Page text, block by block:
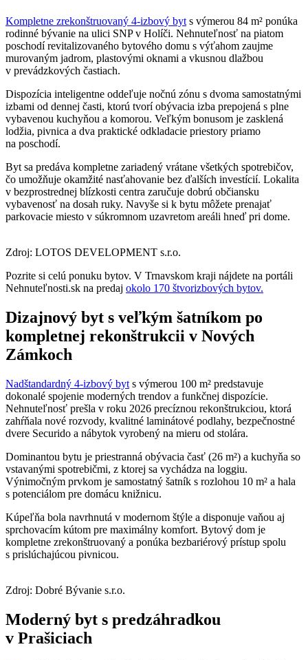
Kompletne zrekonštruovaný 4-izbový byt s výmerou 84 m² ponúka
rodinné bývanie na ulici SNP v Holíči. Nehnuteľnosť na piatom
poschodí revitalizovaného bytového domu s výťahom zaujme
murovaným jadrom, plastovými oknami a vkusnou dlažbou
v prevádzkových častiach.
Dispozícia inteligentne oddeľuje nočnú zónu s dvoma samostatnými
izbami od dennej časti, ktorú tvorí obývacia izba prepojená s plne
vybavenou kuchyňou a komorou. Veľkým bonusom je zasklená
lodžia, pivnica a dva praktické odkladacie priestory priamo
na poschodí.
Byt sa predáva kompletne zariadený vrátane všetkých spotrebičov,
čo umožňuje okamžité nasťahovanie bez ďalších investícií. Lokalita
v bezprostrednej blízkosti centra zaručuje dobrú občiansku
vybavenosť na dosah ruky. Navyše si k bytu môžete prenajať
parkovacie miesto v súkromnom uzavretom areáli hneď pri dome.
Zdroj: LOTOS DEVELOPMENT s.r.o.
Pozrite si celú ponuku bytov. V Trnavskom kraji nájdete na portáli
Nehnuteľnosti.sk na predaj okolo 170 štvorizbových bytov.
Dizajnový byt s veľkým šatníkom po
kompletnej rekonštrukcii v Nových
Zámkoch
Nadštandardný 4-izbový byt s výmerou 100 m² predstavuje
dokonalé spojenie moderných trendov a funkčnej dispozície.
Nehnuteľnosť prešla v roku 2026 precíznou rekonštrukciou, ktorá
zahŕňala nové rozvody, kvalitné laminátové podlahy, bezpečnostné
dvere Securido a nábytok vyrobený na mieru od stolára.
Dominantou bytu je priestranná obývacia časť (26 m²) a kuchyňa so
vstavanými spotrebičmi, z ktorej sa vychádza na loggiu.
Výnimočným prvkom je samostatný šatník s rozlohou 10 m² a hala
s potenciálom pre domácu knižnicu.
Kúpeľňa bola navrhnutá v modernom štýle a disponuje vaňou aj
sprchovacím kútom pre maximálny komfort. Bytový dom je
kompletne zrekonštruovaný a ponúka bezbariérový prístup spolu
s prislúchajúcou pivnicou.
Zdroj: Dobré Bývanie s.r.o.
Moderný byt s predzáhradkou
v Prašiciach